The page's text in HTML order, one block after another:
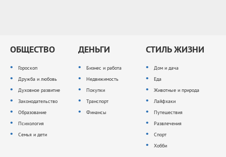
ОБЩЕСТВО
Гороскоп
Дружба и любовь
Духовное развитие
Законодательство
Образование
Психология
Семья и дети
ДЕНЬГИ
Бизнес и работа
Недвижимость
Покупки
Транспорт
Финансы
СТИЛЬ ЖИЗНИ
Дом и дача
Еда
Животные и природа
Лайфхаки
Путешествия
Развлечения
Спорт
Хобби